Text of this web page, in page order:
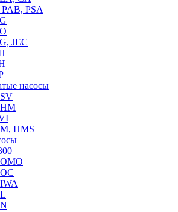
PAB, PSA
JEC
насосы
HMS